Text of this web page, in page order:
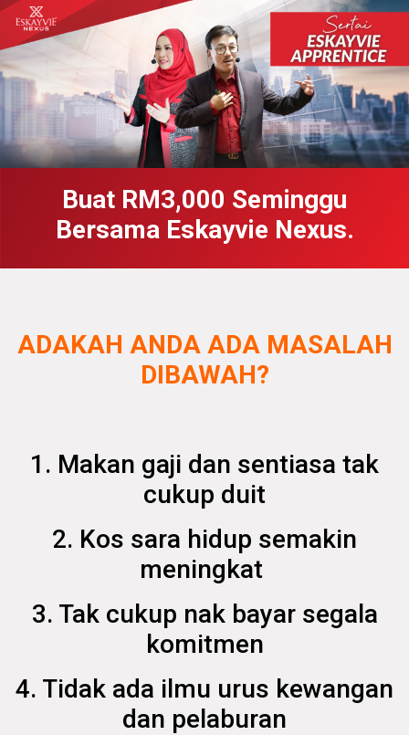
Buat RM3,000 Seminggu
Bersama Eskayvie Nexus.
ADAKAH ANDA ADA MASALAH
DIBAWAH?
1. Makan gaji dan sentiasa tak
cukup duit
2. Kos sara hidup semakin
meningkat
3. Tak cukup nak bayar segala
komitmen
4. Tidak ada ilmu urus kewangan
dan pelaburan